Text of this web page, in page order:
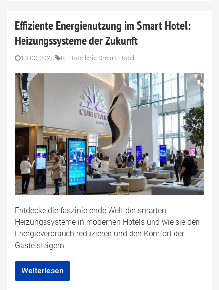
Effiziente Energienutzung im Smart Hotel:
Heizungssysteme der Zukunft
13.03.2025 KI Hotellerie Smart Hotel
Entdecke die faszinierende Welt der smarten
Heizungssysteme in modernen Hotels und wie sie den
Energieverbrauch reduzieren und den Komfort der
Gäste steigern.
Weiterlesen